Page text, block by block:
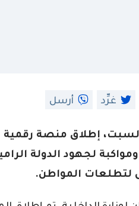
غرِّد أرسل
إطلاق منصة
لجهود الدولة
لتطلعات المواطن.